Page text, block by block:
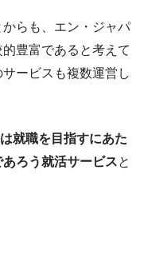
らも、エン・ジャパ
豊富であると考えて
ービスも複数運営し
就職を目指すにあた
ろう就活サービスと